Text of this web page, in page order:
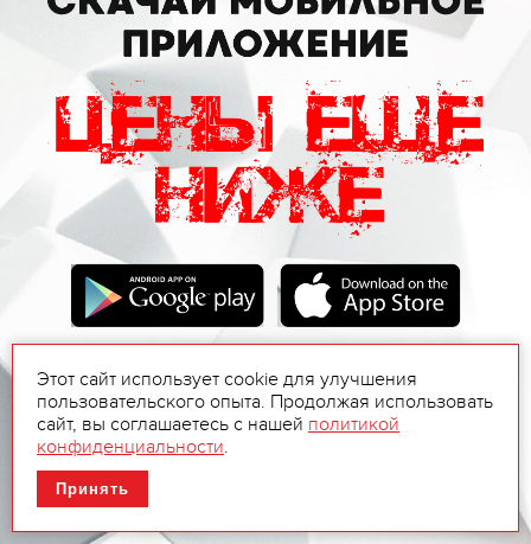
Этот сайт использует cookie для улучшения
пользовательского опыта. Продолжая использовать
сайт, вы соглашаетесь с нашей политикой
конфиденциальности.
Принять